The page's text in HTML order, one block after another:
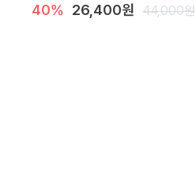
40% 26,400원 44,000원